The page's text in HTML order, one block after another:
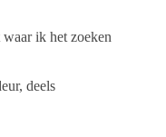
ik het zoeken
deels